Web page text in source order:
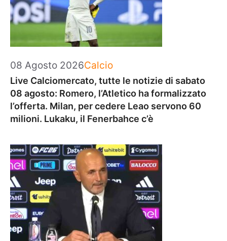
08 Agosto 2026Categorie
Calcio
Live Calciomercato, tutte le notizie di sabato
08 agosto: Romero, l’Atletico ha formalizzato
l’offerta. Milan, per cedere Leao servono 60
milioni. Lukaku, il Fenerbahce c’è